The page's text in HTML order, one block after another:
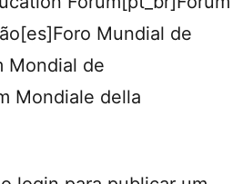
Mundial de
Mondial de
Mondiale della